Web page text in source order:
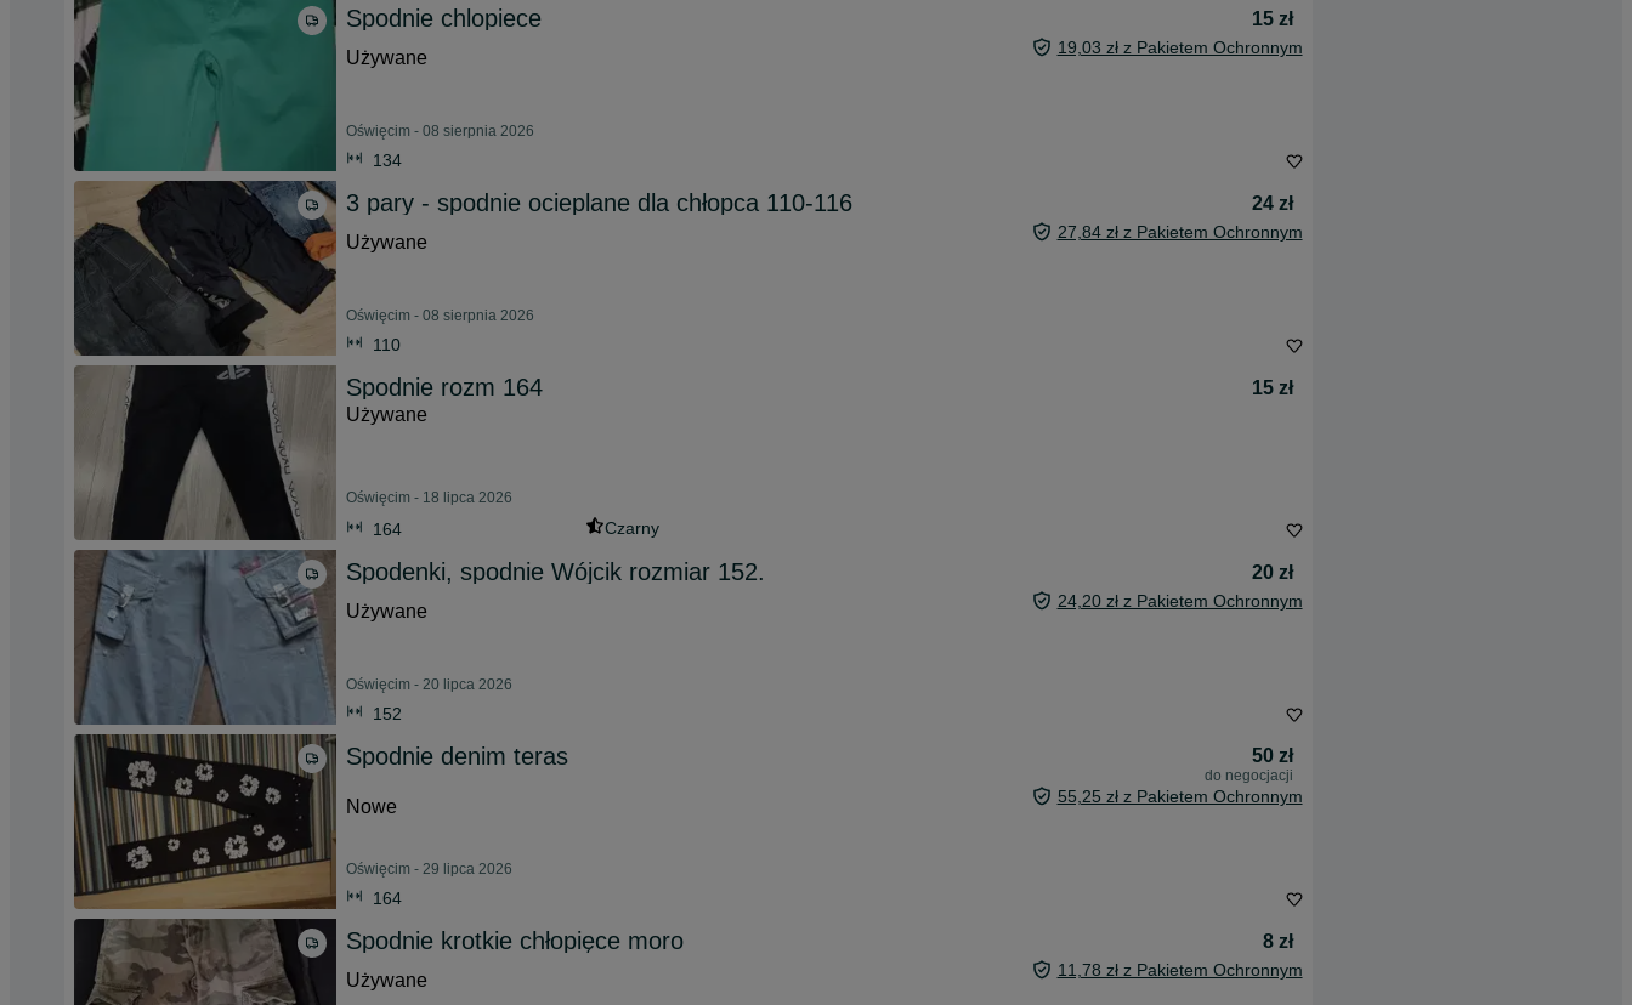
Spodnie chlopiece
15 zł
Używane
19,03 zł z Pakietem Ochronnym
Oświęcim - 08 sierpnia 2026
134
3 pary - spodnie ocieplane dla chłopca 110-116
24 zł
Używane
27,84 zł z Pakietem Ochronnym
Oświęcim - 08 sierpnia 2026
110
Spodnie rozm 164
15 zł
Używane
Oświęcim - 18 lipca 2026
164 Czarny
Spodenki, spodnie Wójcik rozmiar 152.
20 zł
Używane
24,20 zł z Pakietem Ochronnym
Oświęcim - 20 lipca 2026
152
Spodnie denim teras 50 zł
do negocjacji
Nowe 55,25 zł z Pakietem Ochronnym
Oświęcim - 29 lipca 2026
164
Spodnie krotkie chłopięce moro
8 zł
Używane
11,78 zł z Pakietem Ochronnym